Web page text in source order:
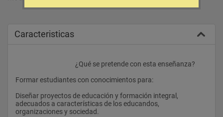
Caracteristicas
					¿Qué se pretende con esta enseñanza?
Formar estudiantes con conocimientos para:
Diseñar proyectos de educación y formación integral,
adecuados a características de los educandos,
organizaciones y sociedad.